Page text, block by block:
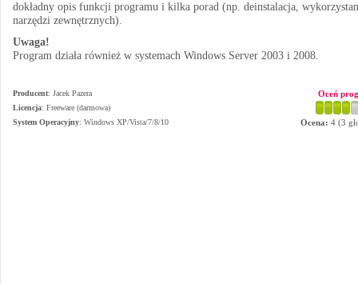
dokładny opis funkcji programu i kilka porad (np. deinstalacja,
narzędzi zewnętrznych).
Uwaga!
Program działa również w systemach Windows Server 2003 i 2008.
Producent: Jacek Pazera
Licencja: Freeware (darmowa)
System Operacyjny: Windows XP/Vista/7/8/10
Oceń
Ocena: 4 (3